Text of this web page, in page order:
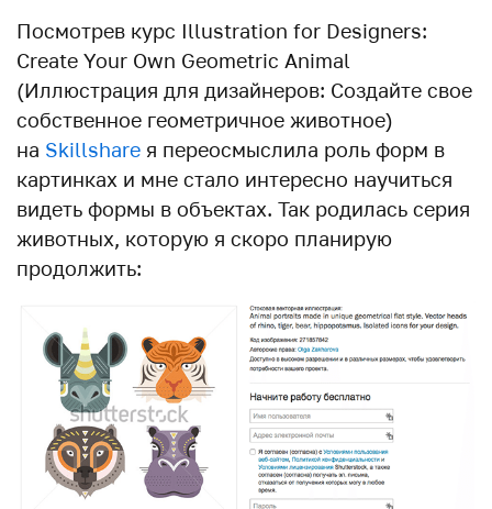
Посмотрев курс Illustration for Designers:
Create Your Own Geometric Animal
(Иллюстрация для дизайнеров: Создайте свое
собственное геометричное животное)
на Skillshare я переосмыслила роль форм в
картинках и мне стало интересно научиться
видеть формы в объектах. Так родилась серия
животных, которую я скоро планирую
продолжить: